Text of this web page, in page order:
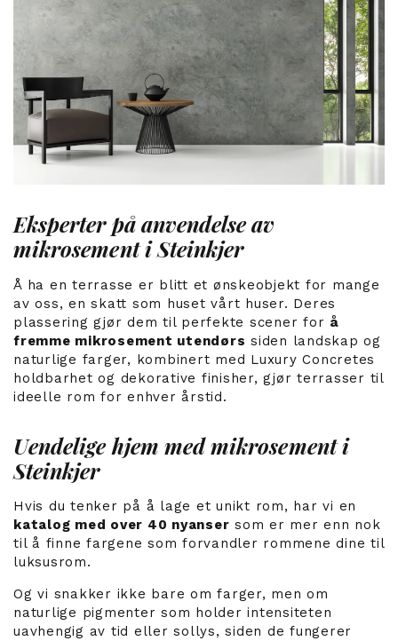
Eksperter på anvendelse av
mikrosement i Steinkjer
Å ha en terrasse er blitt et ønskeobjekt for mange
av oss, en skatt som huset vårt huser. Deres
plassering gjør dem til perfekte scener for å
fremme mikrosement utendørs siden landskap og
naturlige farger, kombinert med Luxury Concretes
holdbarhet og dekorative finisher, gjør terrasser til
ideelle rom for enhver årstid.
Uendelige hjem med mikrosement i
Steinkjer
Hvis du tenker på å lage et unikt rom, har vi en
katalog med over 40 nyanser som er mer enn nok
til å finne fargene som forvandler rommene dine til
luksusrom.
Og vi snakker ikke bare om farger, men om
naturlige pigmenter som holder intensiteten
uavhengig av tid eller sollys, siden de fungerer